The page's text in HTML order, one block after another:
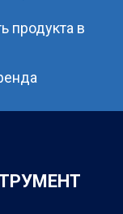
продукта в